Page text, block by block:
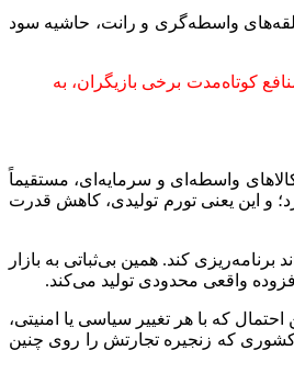
واسطه‌گری و رانت، حاشیه سود
کوتاه‌مدت برخی بازیگران، به
واسطه‌ای و سرمایه‌ای، مستقیماً
و این یعنی تورم تولیدی، کاهش قدرت
کند. همین بی‌ثباتی به بازار
واقعی محدودی تولید می‌کند.
که با هر تغییر سیاسی یا امنیتی،
که زنجیره تجارتش را روی چنین